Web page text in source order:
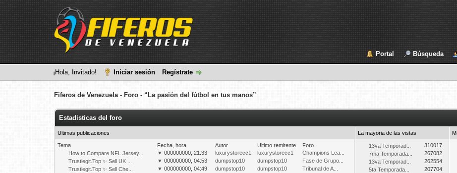
Portal Búsqueda
¡Hola, Invitado! Iniciar sesión Regístrate
Fiferos de Venezuela - Foro - “La pasión del fútbol en tus manos”
Estadisticas del foro
Ultimas publicaciones
Tema Fecha, hora Autor Ultimo remitente
Foro
How to Compare NFL Jersey...
▼ 000000000, 21:33 luxurystorecc1 luxurystorecc1
Champions Lea...
Trustlegit.Top ✨ Sell UK ...
▼ 000000000, 04:53 dumpstop10 dumpstop10
Fase de Grupo...
Trustlegit.Top ✨ Sell Che...
▼ 000000000, 04:49 dumpstop10 dumpstop10
Tribunal de A...
La mayoria de las vistas
13va Temporad...
310017
7ma Temporada...
267082
13va Temporad...
262554
5ta Temporada...
207704